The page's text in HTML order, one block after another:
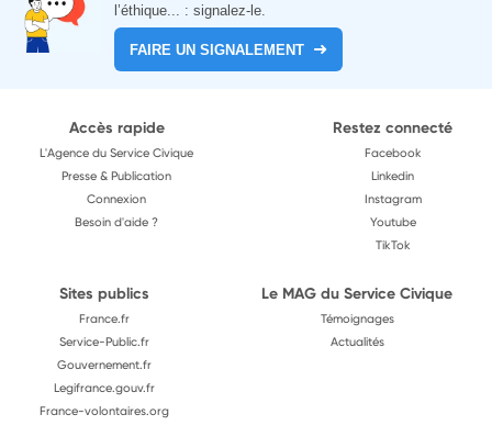
l’éthique... : signalez-le.
FAIRE UN SIGNALEMENT
Accès rapide
L'Agence du Service Civique
Presse & Publication
Connexion
Besoin d'aide ?
Restez connecté
Facebook
Linkedin
Instagram
Youtube
TikTok
Sites publics
France.fr
Service-Public.fr
Gouvernement.fr
Legifrance.gouv.fr
France-volontaires.org
Le MAG du Service Civique
Témoignages
Actualités